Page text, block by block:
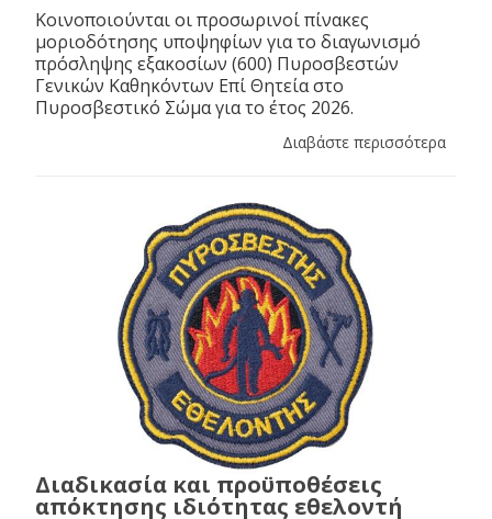
Κοινοποιούνται οι προσωρινοί πίνακες
μοριοδότησης υποψηφίων για το διαγωνισμό
πρόσληψης εξακοσίων (600) Πυροσβεστών
Γενικών Καθηκόντων Επί Θητεία στο
Πυροσβεστικό Σώμα για το έτος 2026.
Διαβάστε περισσότερα
Διαδικασία και προϋποθέσεις
απόκτησης ιδιότητας εθελοντή